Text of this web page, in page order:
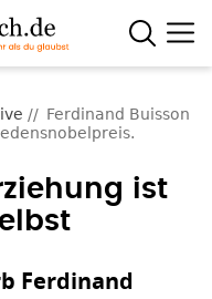
Ferdinand Buisson
ist
Ferdinand